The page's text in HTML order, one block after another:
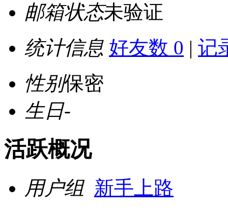
邮箱状态未验证
统计信息 好友数 0 | 记
性别保密
生日-
活跃概况
用户组 新手上路